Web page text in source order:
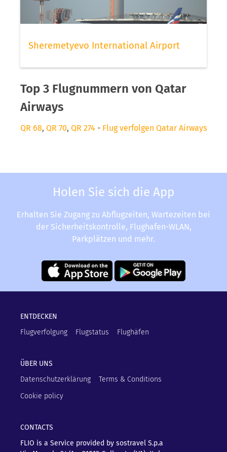
Sheremetyevo International Airport
Top 3 Flugnummern von Qatar
Airways
QR 68, QR 70, QR 274 - Flug verfolgen Qatar Airways
Holen Sie sich die App
Erhalten Sie Zugang zu Abflugzeiten, Wartezeiten bei
der Sicherheitskontrolle, Flughafen-WLAN,
Parkplätzen und mehr.
ENTDECKEN
Flugverfolgung
Flugstatus Flughäfen
ÜBER UNS
Datenschutzerklärung
Terms & Conditions
Cookie policy
CONTACTS
FLIO is a Service provided by sostravel S.p.a